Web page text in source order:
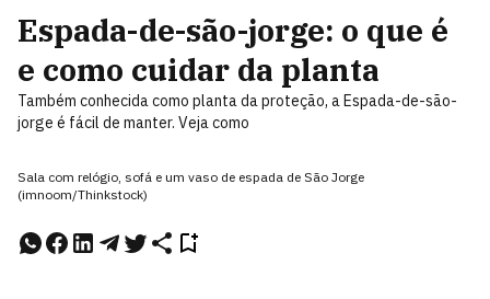
Espada-de-são-jorge: o que é
e como cuidar da planta
Também conhecida como planta da proteção, a Espada-de-são-
jorge é fácil de manter. Veja como
Sala com relógio, sofá e um vaso de espada de São Jorge
(imnoom/Thinkstock)